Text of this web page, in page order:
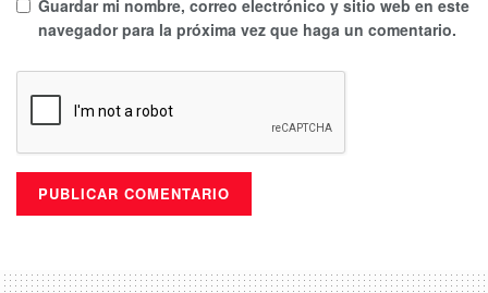
Guardar mi nombre, correo electrónico y sitio web en este
navegador para la próxima vez que haga un comentario.